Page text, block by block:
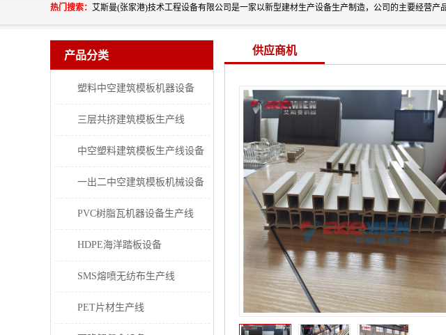
热门搜索：
产品分类
塑料中空建筑模板机器设备
三层共挤建筑模板生产线
中空塑料建筑模板生产线设备
一出二中空建筑模板机械设备
PVC树脂瓦机器设备生产线
HDPE海洋踏板设备
SMS熔喷无纺布生产线
PET片材生产线
供应商机